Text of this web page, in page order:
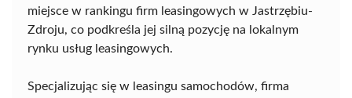
miejsce w rankingu firm leasingowych w Jastrzębiu-
Zdroju, co podkreśla jej silną pozycję na lokalnym
rynku usług leasingowych.
Specjalizując się w leasingu samochodów, firma